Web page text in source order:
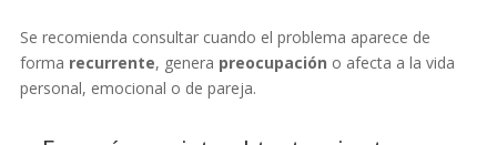
Se recomienda consultar cuando el problema aparece de
forma recurrente, genera preocupación o afecta a la vida
personal, emocional o de pareja.